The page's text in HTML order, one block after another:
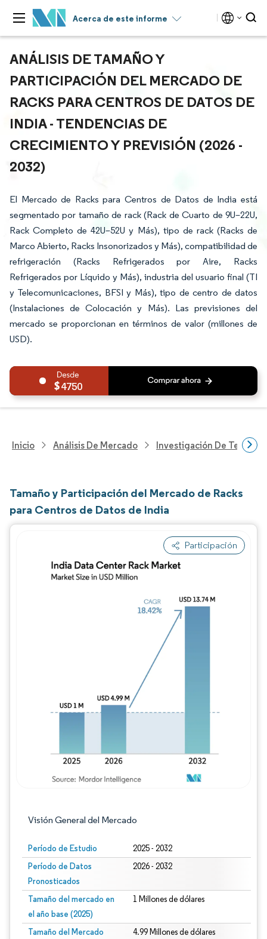
Acerca de este informe
ANÁLISIS DE TAMAÑO Y
PARTICIPACIÓN DEL MERCADO DE
RACKS PARA CENTROS DE DATOS DE
INDIA - TENDENCIAS DE
CRECIMIENTO Y PREVISIÓN (2026 -
2032)
El Mercado de Racks para Centros de Datos de India está
segmentado por tamaño de rack (Rack de Cuarto de 9U–22U,
Rack Completo de 42U–52U y Más), tipo de rack (Racks de
Marco Abierto, Racks Insonorizados y Más), compatibilidad de
refrigeración (Racks Refrigerados por Aire, Racks
Refrigerados por Líquido y Más), industria del usuario final (TI
y Telecomunicaciones, BFSI y Más), tipo de centro de datos
(Instalaciones de Colocación y Más). Las previsiones del
mercado se proporcionan en términos de valor (millones de
USD).
4750
Inicio Análisis De Mercado Investigación De
Tamaño y Participación del Mercado de Racks
para Centros de Datos de India
Participación
Visión General del Mercado
Período de Estudio 2025 - 2032
Período de Datos
Pronosticados
2026 - 2032
Tamaño del mercado en
el año base (2025)
1 Millones de dólares
Tamaño del Mercado
4.99 Millones de dólares
Imagen © Mordor Intelligence. El uso